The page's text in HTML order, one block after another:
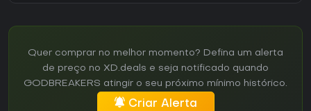
Quer comprar no melhor momento? Defina um alerta
de preço no XD.deals e seja notificado quando
GODBREAKERS atingir o seu próximo mínimo histórico.
Criar Alerta